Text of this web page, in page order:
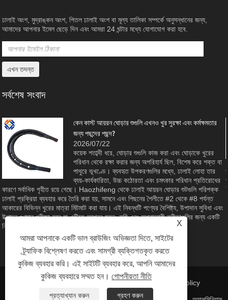
ঢালাই অংশ, মুদ্রাঙ্কন অংশ, পিতল ঢালাই অংশ বা মূল্য তালিকা সম্পর্কে অনুসন্ধানের জন্য,
আমাদের আপনার ইমেল ছেড়ে দিন এবং আমরা 24 ঘন্টার মধ্যে যোগাযোগ করা হবে.
সর্বশেষ সংবাদ
কেন কাস্ট আয়রন ঘোড়ার শুগুলি এখনও খুর সুরক্ষা এবং কর্মক্ষমতার
জন্য পছন্দের পছন্দ?
2026/07/22
কয়েক শতাব্দী ধরে, ঘোড়ার শুগুলি কাজ করা এবং ঘোড়াকে খুরের
পরিধান থেকে রক্ষা করার জন্য অপরিহার্য ছিল, বিশেষ করে শক্ত বা
পাথুরে ভূখণ্ডে। ব্যবহৃত উপকরণগুলির মধ্যে, ঢালাই লোহা তার
ব্যয়-কার্যকারিতা, উচ্চ কঠোরতা এবং চমৎকার পরিধান প্রতিরোধের
কারণে সর্বাধিক গৃহীত রয়ে গেছে। Haozhifeng থেকে ঢালাই আয়রন ঘোড়ার শুটগুলি পরিপক্ক
ঢালাই প্রক্রিয়া ব্যবহার করে তৈরি করা হয়, সামনে এবং পিছনের শৈলীতে #2 থেকে #8 পর্যন্ত
আকারের বিভিন্ন খুরের মাত্রা মিটমাট করা যায়। এই নিবন্ধটি পণ্যের বৈশিষ্ট্য, উপাদান সুবিধা এবং
উত্পাদন গুণমান পরীক্ষা করে যা এটিকে অশ্বের যত্ন, কৃষি এবং অশ্বারোহী ক্রীড়াগুলির জন্য একটি
নির্ভরযোগ্য পছন্দ করে তোলে।
| Sitemap |XML| | Privacy Policy
X
আমরা আপনাকে একটি ভাল ব্রাউজিং অভিজ্ঞতা দিতে, সাইটের
ট্র্যাফিক বিশ্লেষণ করতে এবং সামগ্রী ব্যক্তিগতকৃত করতে
কুকিজ ব্যবহার করি। এই সাইটটি ব্যবহার করে, আপনি আমাদের
কুকিজ ব্যবহারে সম্মত হন।গোপনীয়তা নীতি
প্রত্যাখ্যান করুন গ্রহণ করুন